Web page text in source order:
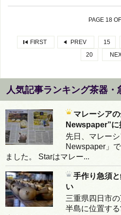
PAGE 18
FIRST PREV 15
20
人気記事ランキング茶器・
マレーシア
Newspaper”に
先日、マレー
Newspaper」
ました。 Starはマレー...
手作り急須
い
三重県四日市
半島に位置す